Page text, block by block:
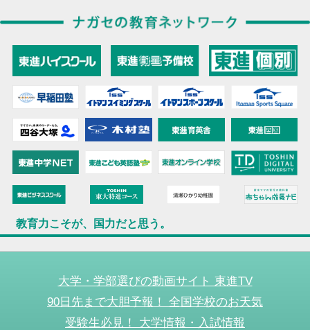
教育力こそが、国力だと思う。
大学・学部選びの動画サイト 東進TV
90日先まで大胆予報！ 全国学校のお天気
受験生必見！ 大学情報・入試情報